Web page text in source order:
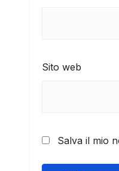
Sito web
Salva il mio